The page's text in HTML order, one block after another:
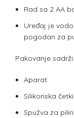
Rad sa 2 AA
Uređaj je
pogodan za
Pakovanje sadrži:
Aparat
Silikonska
Spužva za